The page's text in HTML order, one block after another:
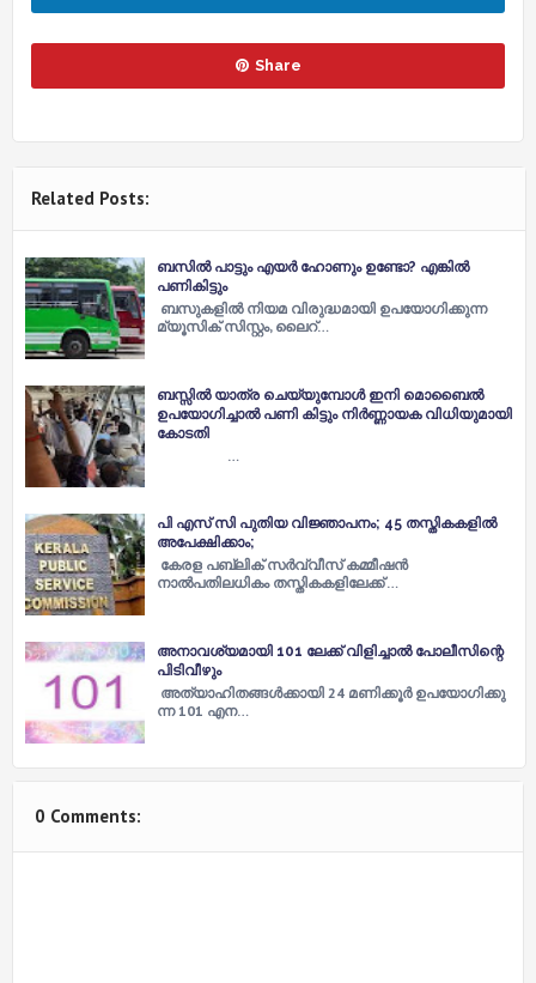
Share
Related Posts:
ബസിൽ പാട്ടും എയര്‍ ഹോണും ഉണ്ടോ? എങ്കിൽ
പണികിട്ടും
ബസുകളില്‍ നിയമ വിരുദ്ധമായി ഉപയോഗിക്കുന്ന
മ്യൂസിക് സിസ്റ്റം, ലൈറ്…
ബസ്സിൽ യാത്ര ചെയ്യുമ്പോൾ ഇനി മൊബൈൽ
ഉപയോഗിച്ചാൽ പണി കിട്ടും നിർണ്ണായക വിധിയുമായി
കോടതി
…
പി എസ് സി പുതിയ വിജ്ഞാപനം; 45 തസ്തികകളിൽ
അപേക്ഷിക്കാം;
കേരള പബ്ലിക് സർവ്വീസ് കമ്മീഷൻ
നാൽപതിലധികം തസ്തികകളിലേക്ക് …
അനാവശ്യമായി 101 ലേക്ക് വിളിച്ചാൽ പോലീസിന്റെ
പിടിവീഴും
അത്യാഹിതങ്ങൾക്കായി 24 മ​ണി​ക്കൂ​ർ ഉ​പ​യോ​ഗി​ക്കു​
ന്ന 101 എന…
0 Comments: